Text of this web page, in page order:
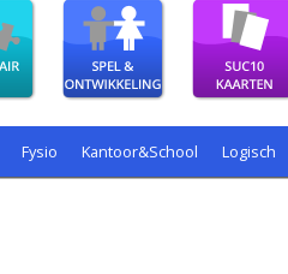
Fysio Kantoor&School Logisch